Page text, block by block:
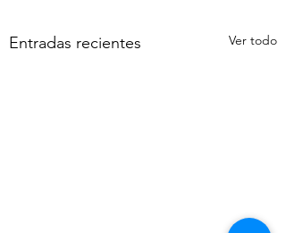
Entradas recientes Ver todo